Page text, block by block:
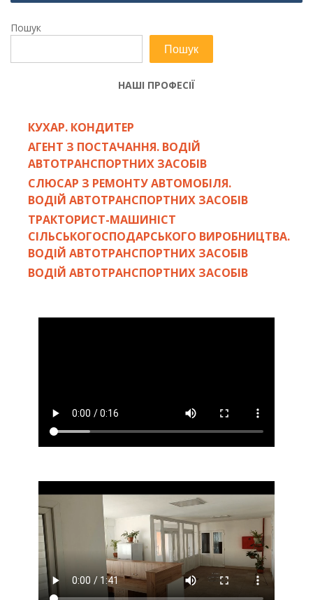
Пошук
Пошук
НАШІ ПРОФЕСІЇ
КУХАР. КОНДИТЕР
АГЕНТ З ПОСТАЧАННЯ. ВОДІЙ
АВТОТРАНСПОРТНИХ ЗАСОБІВ
СЛЮСАР З РЕМОНТУ АВТОМОБІЛЯ.
ВОДІЙ АВТОТРАНСПОРТНИХ ЗАСОБІВ
ТРАКТОРИСТ-МАШИНІСТ
СІЛЬСЬКОГОСПОДАРСЬКОГО ВИРОБНИЦТВА.
ВОДІЙ АВТОТРАНСПОРТНИХ ЗАСОБІВ
ВОДІЙ АВТОТРАНСПОРТНИХ ЗАСОБІВ